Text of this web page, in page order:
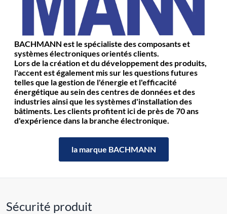
BACHMANN est le spécialiste des composants et
systèmes électroniques orientés clients.
Lors de la création et du développement des produits,
l'accent est également mis sur les questions futures
telles que la gestion de l'énergie et l'efficacité
énergétique au sein des centres de données et des
industries ainsi que les systèmes d'installation des
bâtiments. Les clients profitent ici de près de 70 ans
d'expérience dans la branche électronique.
la marque BACHMANN
Sécurité produit